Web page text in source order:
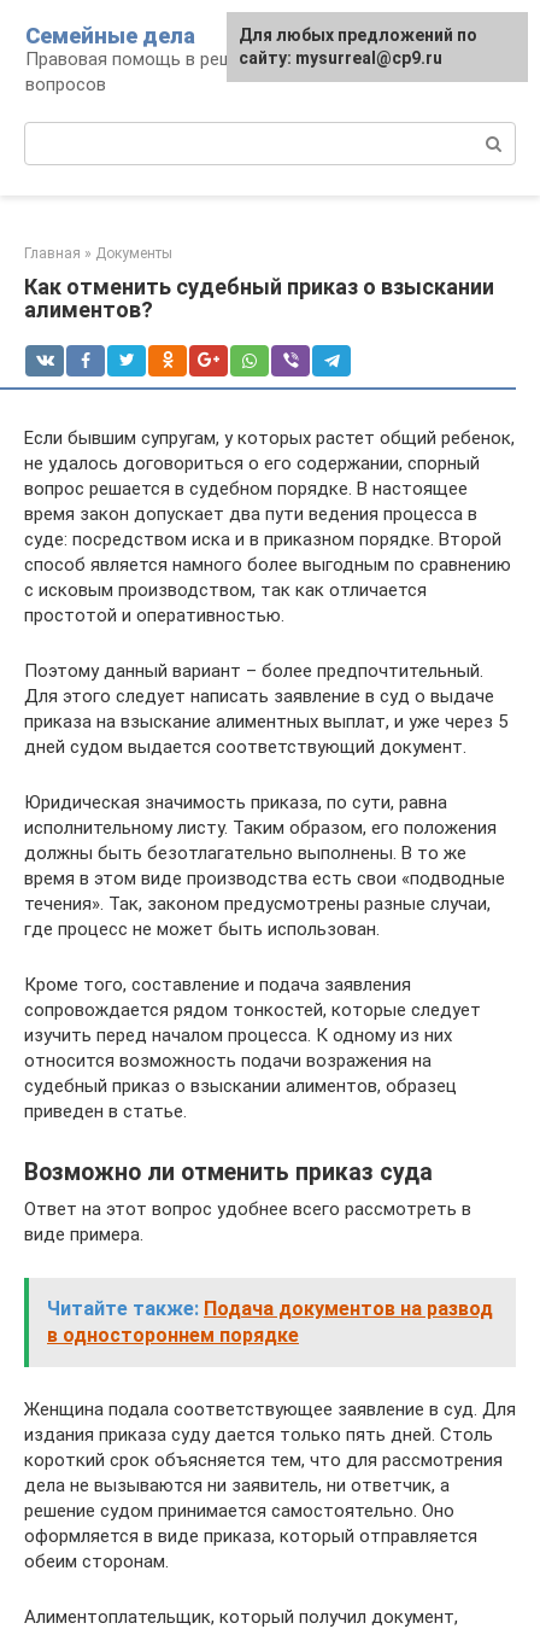
контенту
Семейные дела
Правовая помощь в решении семейных
вопросов
Главная » Документы
Как отменить судебный приказ о взыскании
алиментов?
Если бывшим супругам, у которых растет общий ребенок,
не удалось договориться о его содержании, спорный
вопрос решается в судебном порядке. В настоящее
время закон допускает два пути ведения процесса в
суде: посредством иска и в приказном порядке. Второй
способ является намного более выгодным по сравнению
с исковым производством, так как отличается
простотой и оперативностью.
Поэтому данный вариант – более предпочтительный.
Для этого следует написать заявление в суд о выдаче
приказа на взыскание алиментных выплат, и уже через 5
дней судом выдается соответствующий документ.
Юридическая значимость приказа, по сути, равна
исполнительному листу. Таким образом, его положения
должны быть безотлагательно выполнены. В то же
время в этом виде производства есть свои «подводные
течения». Так, законом предусмотрены разные случаи,
где процесс не может быть использован.
Кроме того, составление и подача заявления
сопровождается рядом тонкостей, которые следует
изучить перед началом процесса. К одному из них
относится возможность подачи возражения на
судебный приказ о взыскании алиментов, образец
приведен в статье.
Возможно ли отменить приказ суда
Ответ на этот вопрос удобнее всего рассмотреть в
виде примера.
Читайте также: Подача документов на развод
в одностороннем порядке
Женщина подала соответствующее заявление в суд. Для
издания приказа суду дается только пять дней. Столь
короткий срок объясняется тем, что для рассмотрения
дела не вызываются ни заявитель, ни ответчик, а
решение судом принимается самостоятельно. Оно
оформляется в виде приказа, который отправляется
обеим сторонам.
Алиментоплательщик, который получил документ,
Для любых предложений по
сайту: mysurreal@cp9.ru